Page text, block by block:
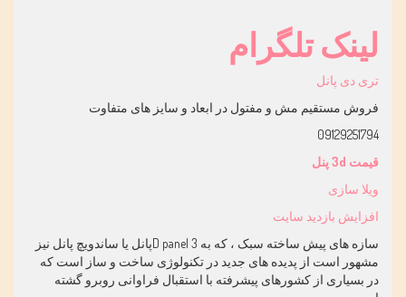
لینک تلگرام
تری دی پانل
فروش مستقیم مش و مفتول در ابعاد و سایز های متفاوت
09129251794
قیمت 3d پنل
ویلا سازی
افزایش بازدید سایت
سازه های پیش ساخته سبک ، که به 3
D panelپانل یا ساندویچ پانل نیز
مشهور است از پدیده های جدید در تکنولوژی ساخت و ساز است که
در بسیاری از کشورهای پیشرفته با استقبال فراوانی روبرو گشته